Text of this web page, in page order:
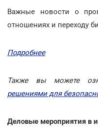
Важные новости о
отношениях и переходу
Подробнее
Также вы можете
решениями для
Деловые мероприятия в